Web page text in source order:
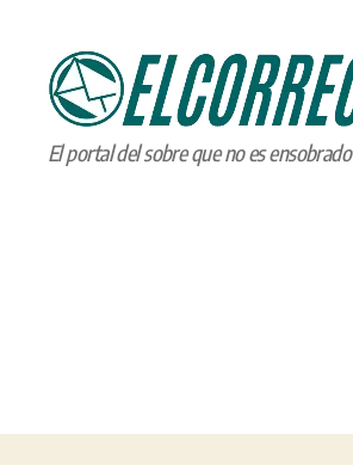
ELCORREOGRÁFICO
El portal del sobre que no es ensobrado